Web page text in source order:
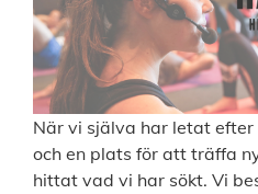
När vi själva har letat
och en plats för att träffa
hittat vad vi har sökt. Vi